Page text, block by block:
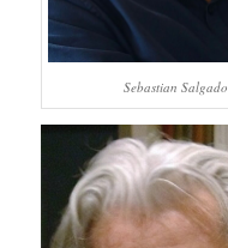
Sebastian Salgado